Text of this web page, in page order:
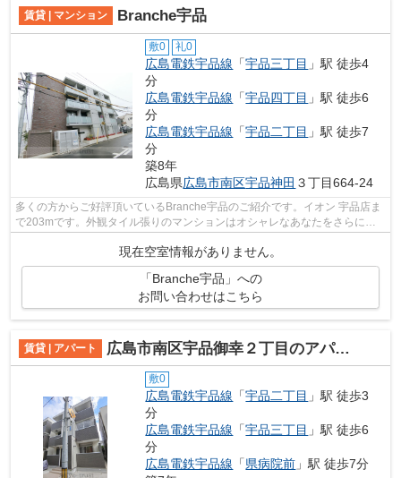
賃貸 | マンション Branche宇品
敷0 礼0
広島電鉄宇品線 「宇品三丁目 」駅 徒歩4
分
広島電鉄宇品線 「宇品四丁目 」駅 徒歩6
分
広島電鉄宇品線 「宇品二丁目 」駅 徒歩7
分
築8年
広島県広島市南区宇品神田 ３丁目664-24
多くの方からご好評頂いているBranche宇品のご紹介です。イオン 宇品店ま
で203mです。外観タイル張りのマンションはオシャレなあなたをさらに満
足させて頂けます。駅から徒歩4分という...
現在空室情報がありません。
「Branche宇品」への
お問い合わせはこちら
賃貸 | アパート 広島市南区宇品御幸２丁目のアパート
敷0
広島電鉄宇品線 「宇品二丁目 」駅 徒歩3
分
広島電鉄宇品線 「宇品三丁目 」駅 徒歩6
分
広島電鉄宇品線 「県病院前 」駅 徒歩7分